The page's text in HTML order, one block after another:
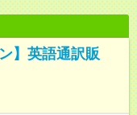
】英語通訳販